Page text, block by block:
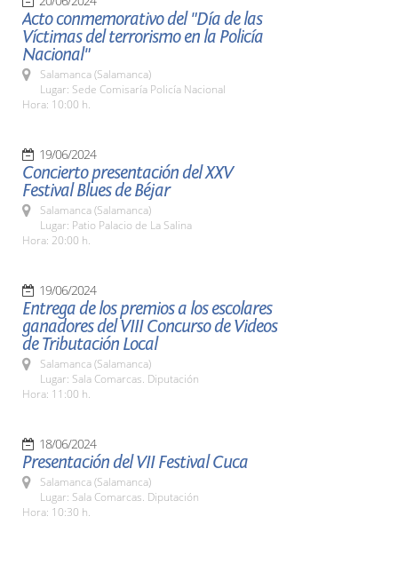
Acto conmemorativo del "Día de las
Víctimas del terrorismo en la Policía
Nacional"
Salamanca (Salamanca)
Lugar: Sede Comisaría Policía Nacional
Hora: 10:00 h.
19/06/2024
Concierto presentación del XXV
Festival Blues de Béjar
Salamanca (Salamanca)
Lugar: Patio Palacio de La Salina
Hora: 20:00 h.
19/06/2024
Entrega de los premios a los escolares
ganadores del VIII Concurso de Videos
de Tributación Local
Salamanca (Salamanca)
Lugar: Sala Comarcas. Diputación
Hora: 11:00 h.
18/06/2024
Presentación del VII Festival Cuca
Salamanca (Salamanca)
Lugar: Sala Comarcas. Diputación
Hora: 10:30 h.